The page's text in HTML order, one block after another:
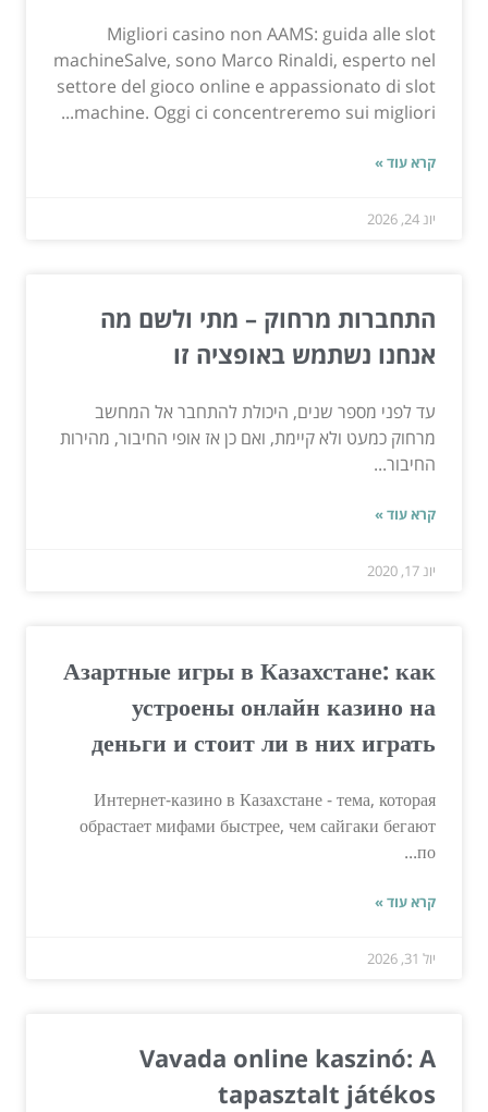
Migliori casino non AAMS: guida alle slot
machineSalve, sono Marco Rinaldi, esperto nel
settore del gioco online e appassionato di slot
machine. Oggi ci concentreremo sui migliori...
קרא עוד »
יונ 24, 2026
התחברות מרחוק – מתי ולשם מה
אנחנו נשתמש באופציה זו
עד לפני מספר שנים, היכולת להתחבר אל המחשב
מרחוק כמעט ולא קיימת, ואם כן אז אופי החיבור, מהירות
החיבור...
קרא עוד »
יונ 17, 2020
Азартные игры в Казахстане: как
устроены онлайн казино на
деньги и стоит ли в них играть
Интернет-казино в Казахстане - тема, которая
обрастает мифами быстрее, чем сайгаки бегают
по...
קרא עוד »
יול 31, 2026
Vavada online kaszinó: A
tapasztalt játékos